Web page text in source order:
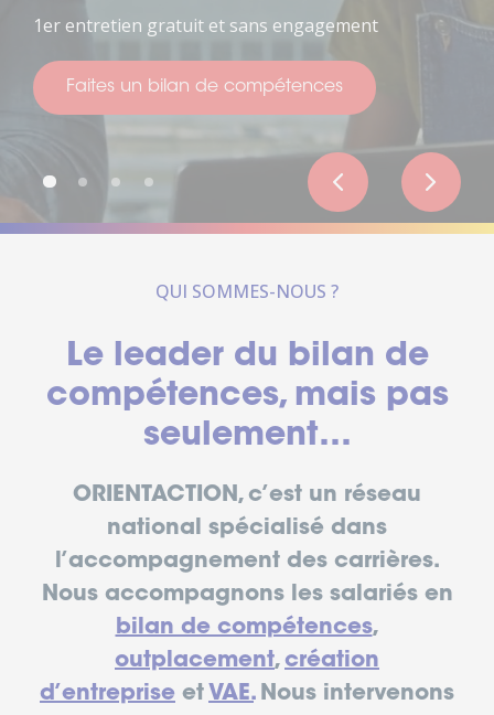
Pour penser à votre avenir
Faites un bilan de compétences
QUI SOMMES-NOUS ?
Le leader du bilan de
compétences, mais pas
seulement…
ORIENTACTION, c’est un réseau
national spécialisé dans
l’accompagnement des carrières.
Nous accompagnons les salariés en
bilan de compétences,
outplacement, création
d’entreprise et VAE.Nous intervenons